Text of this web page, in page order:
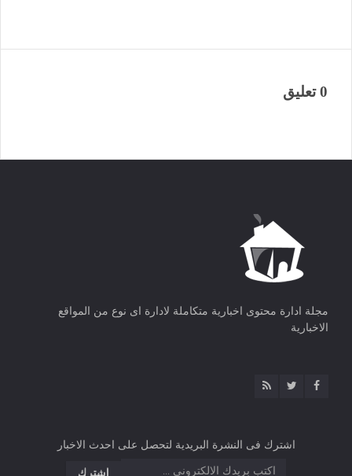
0 تعليق
مجلة ادارة محتوى اخبارية متكاملة لادارة اى نوع من المواقع
الاخبارية
اشترك فى النشرة البريدية لتحصل على احدث الاخبار